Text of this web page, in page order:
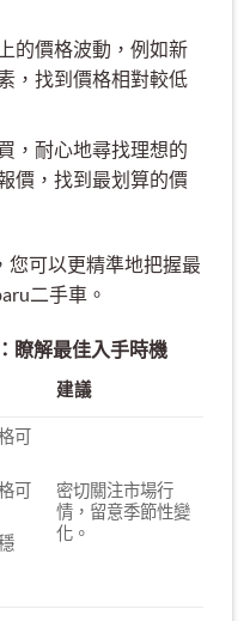
的價格波動，例如新
，找到價格相對較低
，耐心地尋找理想的
價，找到最划算的價
您可以更精準地把握最
二手車。
瞭解最佳入手時機
建議
可
可
密切關注市場行
情，留意季節性變
化。